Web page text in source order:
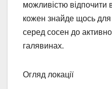
можливістю відпочити
кожен знайде щось для
серед сосен до
галявинах.
Огляд локації